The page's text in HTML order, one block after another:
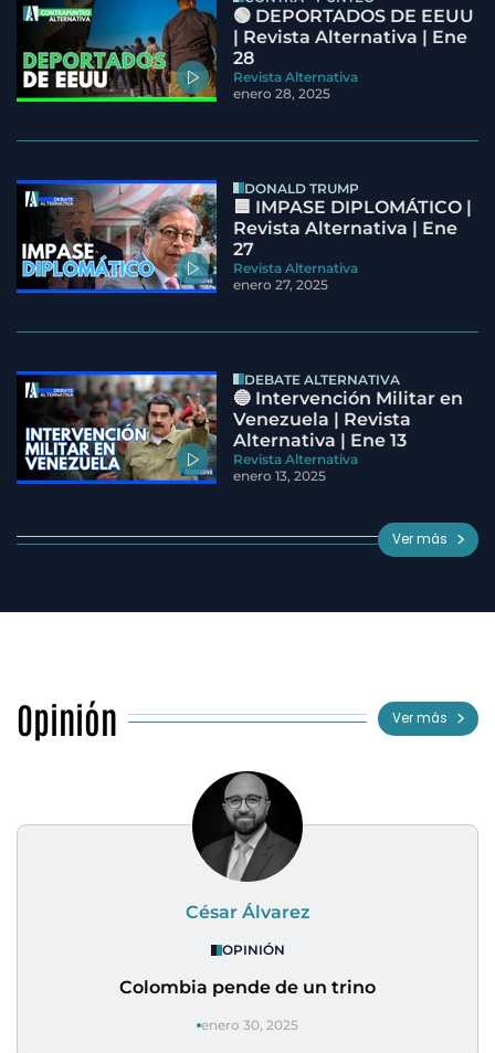
🟢 DEPORTADOS DE EEUU
| Revista Alternativa | Ene
28
Revista Alternativa
enero 28, 2025
DONALD TRUMP
🟦 IMPASE DIPLOMÁTICO |
Revista Alternativa | Ene
27
Revista Alternativa
enero 27, 2025
DEBATE ALTERNATIVA
🔵 Intervención Militar en
Venezuela | Revista
Alternativa | Ene 13
Revista Alternativa
enero 13, 2025
Ver más
Opinión Ver más
César Álvarez
OPINIÓN
Colombia pende de un trino
enero 30, 2025